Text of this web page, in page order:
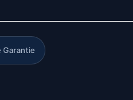
Garantie